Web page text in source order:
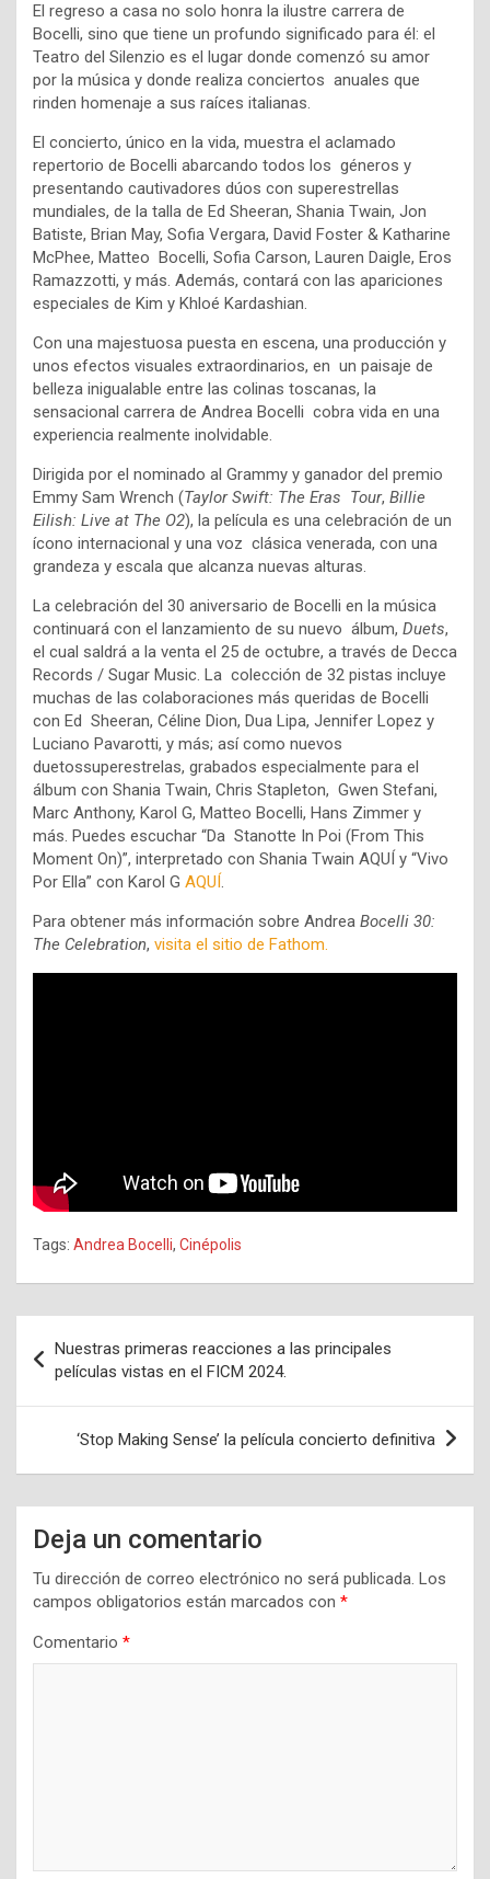
El regreso a casa no solo honra la ilustre carrera de
Bocelli, sino que tiene un profundo significado para él: el
Teatro del Silenzio es el lugar donde comenzó su amor
por la música y donde realiza conciertos anuales que
rinden homenaje a sus raíces italianas.
El concierto, único en la vida, muestra el aclamado
repertorio de Bocelli abarcando todos los géneros y
presentando cautivadores dúos con superestrellas
mundiales, de la talla de Ed Sheeran, Shania Twain, Jon
Batiste, Brian May, Sofia Vergara, David Foster & Katharine
McPhee, Matteo Bocelli, Sofia Carson, Lauren Daigle, Eros
Ramazzotti, y más. Además, contará con las apariciones
especiales de Kim y Khloé Kardashian.
Con una majestuosa puesta en escena, una producción y
unos efectos visuales extraordinarios, en un paisaje de
belleza inigualable entre las colinas toscanas, la
sensacional carrera de Andrea Bocelli cobra vida en una
experiencia realmente inolvidable.
Dirigida por el nominado al Grammy y ganador del premio
Emmy Sam Wrench (Taylor Swift: The Eras Tour, Billie
Eilish: Live at The O2), la película es una celebración de un
ícono internacional y una voz clásica venerada, con una
grandeza y escala que alcanza nuevas alturas.
La celebración del 30 aniversario de Bocelli en la música
continuará con el lanzamiento de su nuevo álbum, Duets,
el cual saldrá a la venta el 25 de octubre, a través de Decca
Records / Sugar Music. La colección de 32 pistas incluye
muchas de las colaboraciones más queridas de Bocelli
con Ed Sheeran, Céline Dion, Dua Lipa, Jennifer Lopez y
Luciano Pavarotti, y más; así como nuevos
duetossuperestrelas, grabados especialmente para el
álbum con Shania Twain, Chris Stapleton, Gwen Stefani,
Marc Anthony, Karol G, Matteo Bocelli, Hans Zimmer y
más. Puedes escuchar “Da Stanotte In Poi (From This
Moment On)”, interpretado con Shania Twain AQUÍ y “Vivo
Por Ella” con Karol G AQUÍ.
Para obtener más información sobre Andrea Bocelli 30:
The Celebration, visita el sitio de Fathom.
Tags: Andrea Bocelli, Cinépolis
de
entradas
Nuestras primeras reacciones a las principales
películas vistas en el FICM 2024.
‘Stop Making Sense’ la película concierto definitiva
Deja un comentario
Tu dirección de correo electrónico no será publicada. Los
campos obligatorios están marcados con *
Comentario *